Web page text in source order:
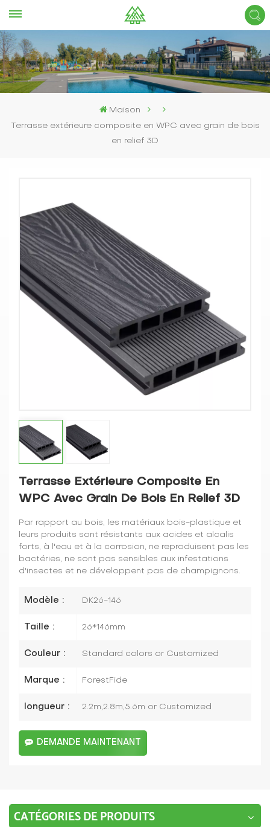
Maison
Terrasse extérieure composite en WPC avec grain de bois
en relief 3D
Terrasse Extérieure Composite En
WPC Avec Grain De Bois En Relief 3D
Par rapport au bois, les matériaux bois-plastique et
leurs produits sont résistants aux acides et alcalis
forts, à l'eau et à la corrosion, ne reproduisent pas les
bactéries, ne sont pas sensibles aux infestations
d'insectes et ne développent pas de champignons.
Modèle : DK26-146
Taille : 26*146mm
Couleur : Standard colors or Customized
Marque : ForestFide
longueur : 2.2m,2.8m,5.6m or Customized
DEMANDE MAINTENANT
CATÉGORIES DE PRODUITS